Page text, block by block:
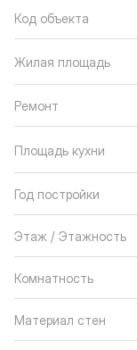
Код объекта
Жилая площадь
Ремонт
Площадь кухни
Год постройки
Этаж / Этажность
Комнатность
Материал стен